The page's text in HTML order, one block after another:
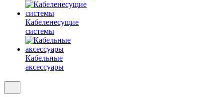
Кабеленесущие
системы
Кабельные
аксессуары